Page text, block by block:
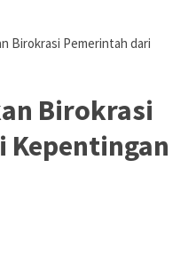
Birokrasi Pemerintah dari
Birokrasi
Kepentingan